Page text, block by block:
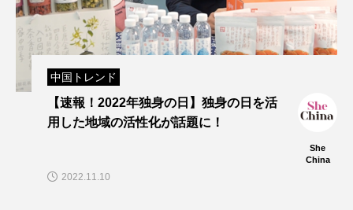
中国トレンド
【速報！2022年独身の日】独身の日を活
用した地域の活性化が話題に！
She
China
2022.11.10